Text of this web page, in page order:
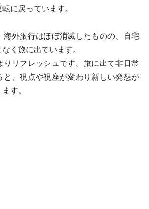
に戻っています。
海外旅行はほぼ消滅したものの、自宅
く旅に出ています。
りリフレッシュです。旅に出て非日常
と、視点や視座が変わり新しい発想が
す。